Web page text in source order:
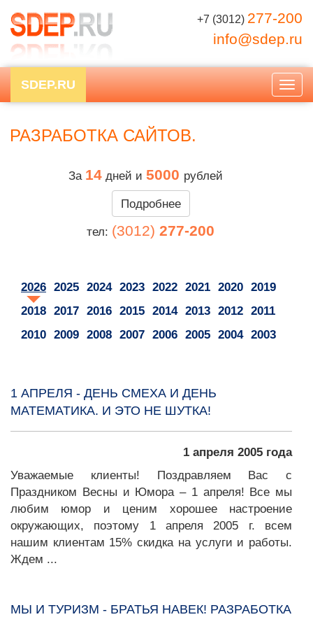
+7 (3012) 277-200
info@sdep.ru
SDEP.RU
РАЗРАБОТКА САЙТОВ.
За 14дней и 5000 рублей
Подробнее
тел: (3012) 277-200
2026 2025 2024 2023 2022 2021 2020 2019
2018 2017 2016 2015 2014 2013 2012 2011
2010 2009 2008 2007 2006 2005 2004 2003
1 АПРЕЛЯ - ДЕНЬ СМЕХА И ДЕНЬ
МАТЕМАТИКА. И ЭТО НЕ ШУТКА!
1 апреля 2005 года
Уважаемые клиенты! Поздравляем Вас с
Праздником Весны и Юмора – 1 апреля! Все мы
любим юмор и ценим хорошее настроение
окружающих, поэтому 1 апреля 2005 г. всем
нашим клиентам 15% скидка на услуги и работы.
Ждем ...
МЫ И ТУРИЗМ - БРАТЬЯ НАВЕК! РАЗРАБОТКА